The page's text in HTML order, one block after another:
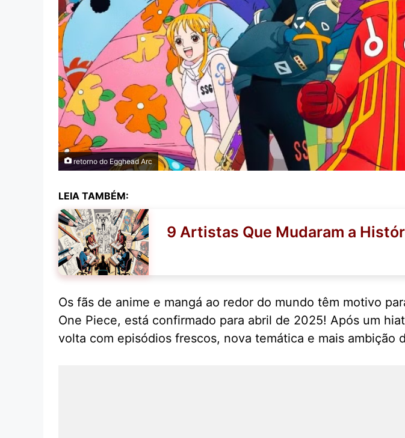
retorno do Egghead Arc
LEIA TAMBÉM:
9 Artistas Que Mudaram a
Os fãs de anime e mangá ao redor do mundo têm motivo
One Piece, está confirmado para abril de 2025! Após um
volta com episódios frescos, nova temática e mais ambição